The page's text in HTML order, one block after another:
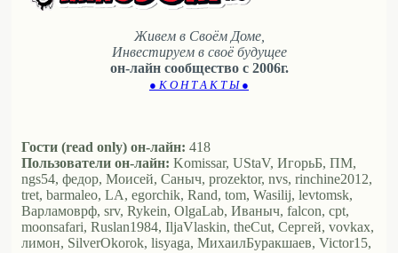
Живем в Своём Доме,
Инвестируем в своё будущее
он-лайн сообщество с 2006г.
● К О Н Т А К Т Ы ●
Гости (read only) он-лайн: 418
Пользователи он-лайн: Komissar, UStaV, ИгорьБ, ПМ,
ngs54, федор, Моисей, Саныч, prozektor, nvs, rinchine2012,
tret, barmaleo, LA, egorchik, Rand, tom, Wasilij, levtomsk,
Варламоврф, srv, Rykein, OlgaLab, Иваныч, falcon, cpt,
moonsafari, Ruslan1984, IljaVlaskin, theCut, Сергей, vovkax,
лимон, SilverOkorok, lisyaga, МихаилБуракшаев, Victor15,